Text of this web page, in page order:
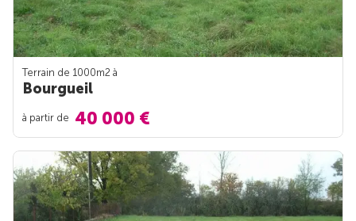
Terrain de 1000m2 à
Bourgueil
à partir de 40 000 €